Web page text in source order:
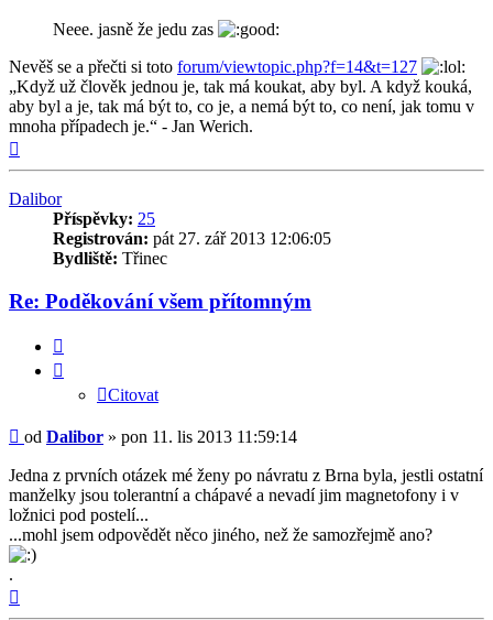
Neee. jasně že jedu zas
Nevěš se a přečti si toto forum/viewtopic.php?f=14&t=127
„Když už člověk jednou je, tak má koukat, aby byl. A když kouká,
aby byl a je, tak má být to, co je, a nemá být to, co není, jak tomu v
mnoha případech je.“ - Jan Werich.
Dalibor
Příspěvky: 25
Registrován: pát 27. zář 2013 12:06:05
Bydliště: Třinec
Re: Poděkování všem přítomným
Citovat
Příspěvek
od Dalibor » pon 11. lis 2013 11:59:14
Jedna z prvních otázek mé ženy po návratu z Brna byla, jestli ostatní
manželky jsou tolerantní a chápavé a nevadí jim magnetofony i v
ložnici pod postelí...
...mohl jsem odpovědět něco jiného, než že samozřejmě ano?
.